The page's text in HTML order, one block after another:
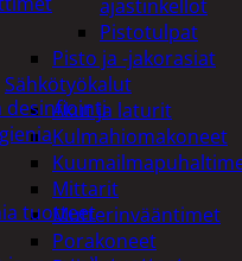
ajastinkellot
Pistotulpat
Pisto ja -jakorasiat
Sähkötyökalut
Akut ja laturit
Kulmahiomakoneet
Mittarit
Mutterinvääntimet
Porakoneet
desinfiointi
tuotteet